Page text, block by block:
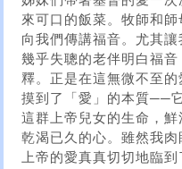
來可口的飯菜。牧師和
向我們傳講福音。尤其
幾乎失聰的老伴明白福
釋。正是在這無微不至
摸到了「愛」的本質──
這群上帝兒女的生命，
乾渴已久的心。雖然我肉
上帝的愛真真切切地臨